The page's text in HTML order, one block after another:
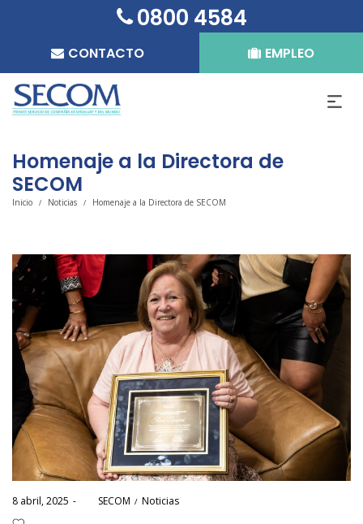
0800 4584
EMPLEO
CONTACTO
Homenaje a la Directora de
SECOM
Inicio / Noticias / Homenaje a la Directora de SECOM
Posted
on
8 abril, 2025 SECOM
Posted
Noticias